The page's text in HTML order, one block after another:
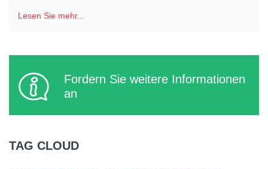
Lesen Sie mehr...
Fordern Sie weitere Informationen
an
TAG CLOUD